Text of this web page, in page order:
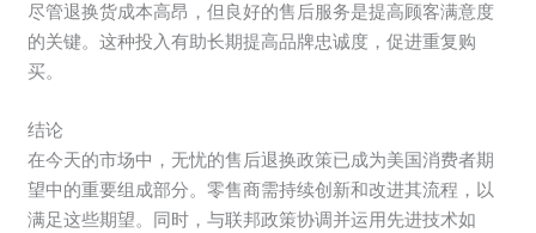
尽管退换货成本高昂，但良好的售后服务是提高顾客满意度
的关键。这种投入有助长期提高品牌忠诚度，促进重复购
买。
结论
在今天的市场中，无忧的售后退换政策已成为美国消费者期
望中的重要组成部分。零售商需持续创新和改进其流程，以
满足这些期望。同时，与联邦政策协调并运用先进技术如